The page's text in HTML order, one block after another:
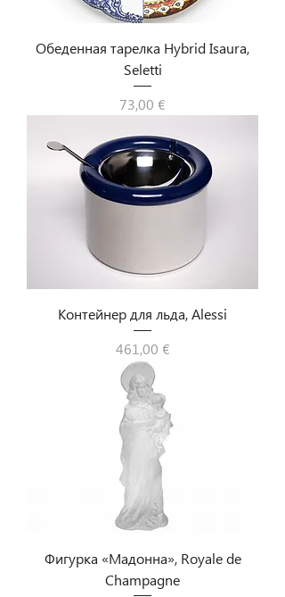
Обеденная тарелка Hybrid Isaura,
Seletti
Цена
73,00 €
Контейнер для льда, Alessi
Цена
461,00 €
Фигурка «Мадонна», Royale de
Champagne